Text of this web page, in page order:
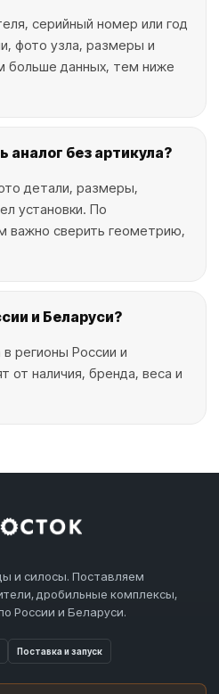
серийный номер или год
фото узла, размеры и
больше данных, тем ниже
без артикула?
детали, размеры,
установки. По
важно сверить геометрию,
и Беларуси?
регионы России и
от наличия, бренда, веса и
и силосы. Поставляем
дробильные комплексы,
России и Беларуси.
Поставка и запуск